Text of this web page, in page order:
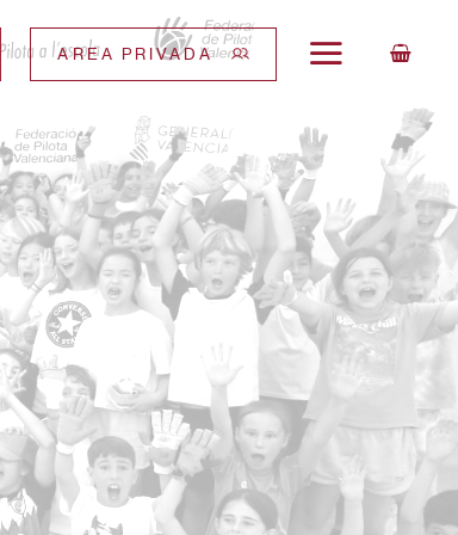
AREA PRIVADA